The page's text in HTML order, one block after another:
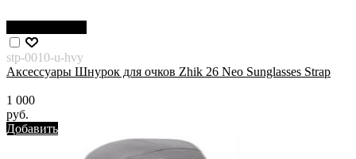
stp-0010-u-hvy
Аксессуары Шнурок для очков Zhik 26 Neo Sunglasses Strap
1 000
руб.
Добавить